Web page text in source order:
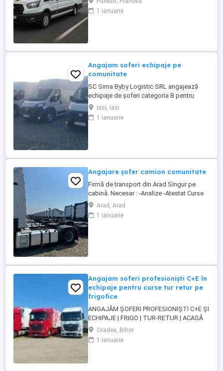
Căutăm echipaje formate din 2 șoferi,
posesori ai permisului categoria B, pentru
1 ianuarie
Angajam soferi echipaje pe
comunitate
SC Sima Byby Logistic SRL angajează
echipaje de șoferi categoria B pentru
transport internațional (comunitate)!
Căutăm echipaje formate din 2 șoferi,
posesori ai permisului categoria B, pentru
Iasi, Iasi
1 ianuarie
Angajare șofer camion comunitate
Firmă de transport din Arad Singur pe
cabină. Necesar : -Analize -Atestat Curse
circuit in 15 zile 3 zile libere 30 zile 7 zile
libere 8 săptămâni 14 zile libere
Austria,Cehia,Germania,Belgia, Franța,
Arad, Arad
1 ianuarie
Angajam soferi profesioniști C+E în
echipaje pentru curse tur retur pe
frigofice
ANGAJĂM ȘOFERI PROFESIONIȘTI C+E ȘI
ECHIPAJE | FRIGO | TUR-RETUR | ACASĂ
SĂPTĂMÂNAL | ORADEA Companie de
transport din Oradea angajează șoferi
profesioniști categoria C+E și echipaje
Oradea, Bihor
1 ianuarie